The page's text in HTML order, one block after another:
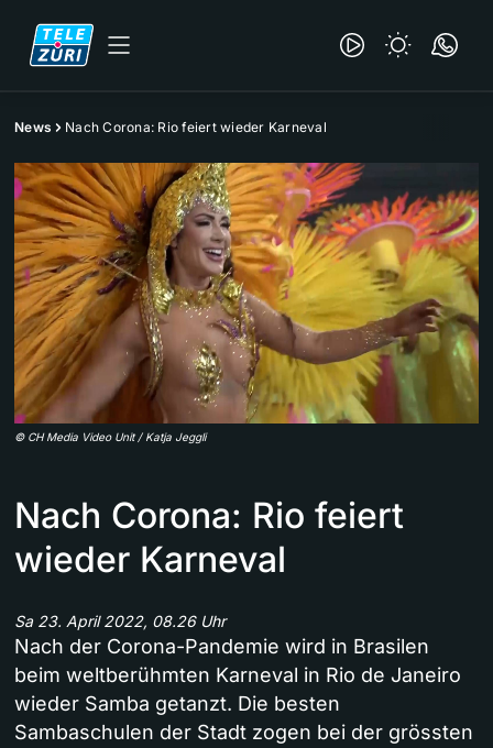
News Nach Corona: Rio feiert wieder Karneval
© CH Media Video Unit / Katja Jeggli
Nach Corona: Rio feiert
wieder Karneval
Sa 23. April 2022, 08.26 Uhr
Nach der Corona-Pandemie wird in Brasilen
beim weltberühmten Karneval in Rio de Janeiro
wieder Samba getanzt. Die besten
Sambaschulen der Stadt zogen bei der grössten